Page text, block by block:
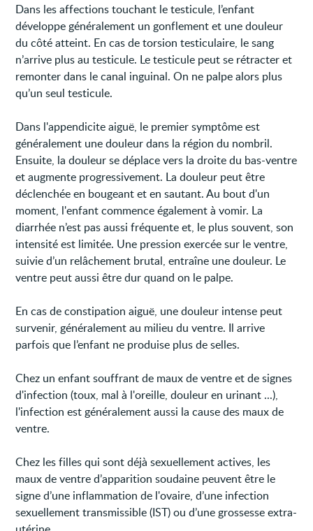
Dans les affections touchant le testicule, l’enfant
développe généralement un gonflement et une douleur
du côté atteint. En cas de torsion testiculaire, le sang
n’arrive plus au testicule. Le testicule peut se rétracter et
remonter dans le canal inguinal. On ne palpe alors plus
qu’un seul testicule.
Dans l'appendicite aiguë, le premier symptôme est
généralement une douleur dans la région du nombril.
Ensuite, la douleur se déplace vers la droite du bas-ventre
et augmente progressivement. La douleur peut être
déclenchée en bougeant et en sautant. Au bout d'un
moment, l'enfant commence également à vomir. La
diarrhée n’est pas aussi fréquente et, le plus souvent, son
intensité est limitée. Une pression exercée sur le ventre,
suivie d’un relâchement brutal, entraîne une douleur. Le
ventre peut aussi être dur quand on le palpe.
En cas de constipation aiguë, une douleur intense peut
survenir, généralement au milieu du ventre. Il arrive
parfois que l’enfant ne produise plus de selles.
Chez un enfant souffrant de maux de ventre et de signes
d'infection (toux, mal à l'oreille, douleur en urinant ...),
l'infection est généralement aussi la cause des maux de
ventre.
Chez les filles qui sont déjà sexuellement actives, les
maux de ventre d’apparition soudaine peuvent être le
signe d’une inflammation de l'ovaire, d’une infection
sexuellement transmissible (IST) ou d’une grossesse extra-